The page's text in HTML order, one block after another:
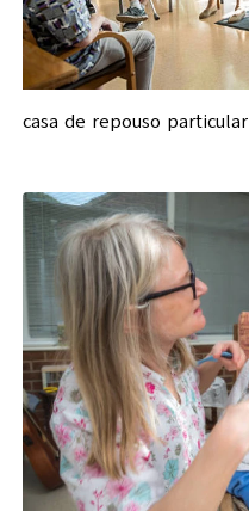
casa de repouso particular